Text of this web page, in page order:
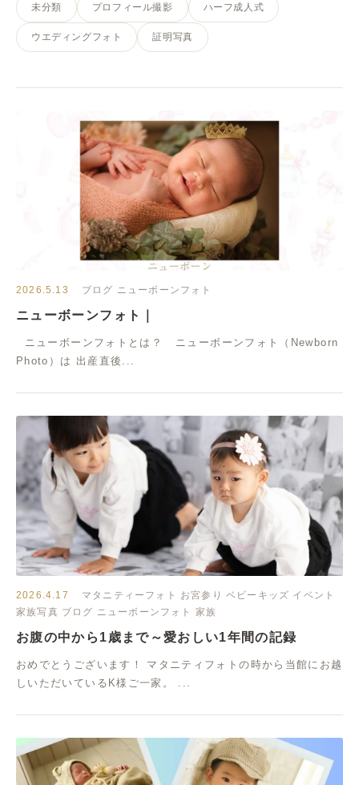
未分類 プロフィール撮影 ハーフ成人式
ウエディングフォト 証明写真
2026.5.13 ブログ ニューボーンフォト
ニューボーンフォト｜
ニューボーンフォトとは？ ニューボーンフォト（Newborn
Photo）は 出産直後...
2026.4.17 マタニティーフォト お宮参り ベビーキッズ イベント
家族写真 ブログ ニューボーンフォト 家族
お腹の中から1歳まで～愛おしい1年間の記録
おめでとうございます！ マタニティフォトの時から当館にお越
しいただいているK様ご一家。 ...